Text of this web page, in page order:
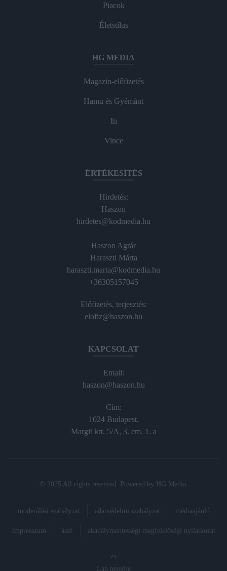
Piacok
Életstílus
HG MEDIA
Magazin-előfizetés
Hamu és Gyémánt
In
Vince
ÉRTÉKESÍTÉS
Hirdetés:
Haszon
hirdetes@kodmedia.hu
Haszon Agrár
Haraszti Márta
haraszti.marta@kodmedia.hu
+36305157045
Előfizetés, terjesztés:
elofiz@haszon.hu
KAPCSOLAT
Email:
haszon@haszon.hu
Cím:
1024 Budapest,
Margit krt. 5/A, 3. em. 1. a
© 2025 All rights reserved. Powered by HG Media
moderálási szabályzat adatvédelmi szabályzat médiaajánló
impresszum ászf akadálymentességi megfelelőségi nyilatkozat
Lap tetejére